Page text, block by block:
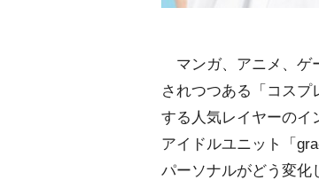
マンガ、アニメ、ゲ
されつつある「コスプ
する人気レイヤーのイ
アイドルユニット「
パーソナルがどう変化